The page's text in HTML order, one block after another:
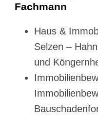
Fachmann
Haus &
Selzen –
und